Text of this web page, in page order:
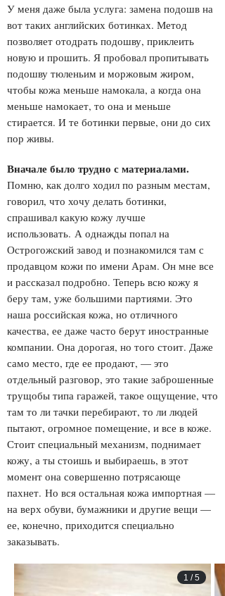
У меня даже была услуга: замена подошв на
вот таких английских ботинках. Метод
позволяет отодрать подошву, приклеить
новую и прошить. Я пробовал пропитывать
подошву тюленьим и моржовым жиром,
чтобы кожа меньше намокала, а когда она
меньше намокает, то она и меньше
стирается. И те ботинки первые, они до сих
пор живы.
Вначале было трудно с материалами.
Помню, как долго ходил по разным местам,
говорил, что хочу делать ботинки,
спрашивал какую кожу лучше
использовать. А однажды попал на
Острогожский завод и познакомился там с
продавцом кожи по имени Арам. Он мне все
и рассказал подробно. Теперь всю кожу я
беру там, уже большими партиями. Это
наша российская кожа, но отличного
качества, ее даже часто берут иностранные
компании. Она дорогая, но того стоит. Даже
само место, где ее продают, — это
отдельный разговор, это такие заброшенные
трущобы типа гаражей, такое ощущение, что
там то ли тачки перебирают, то ли людей
пытают, огромное помещение, и все в коже.
Стоит специальный механизм, поднимает
кожу, а ты стоишь и выбираешь, в этот
момент она совершенно потрясающе
пахнет. Но вся остальная кожа импортная —
на верх обуви, бумажники и другие вещи —
ее, конечно, приходится специально
заказывать.
1 /5